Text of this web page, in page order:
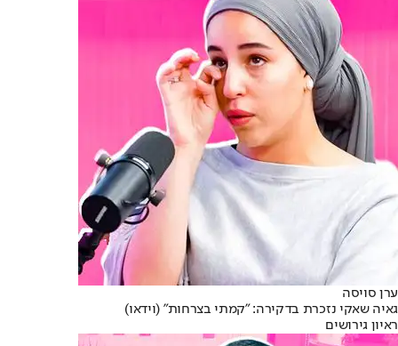
ערן סויסה
גאיה שאקי נזכרת בדקירה: "קמתי בצרחות" (וידאו)
ראיון גירושים